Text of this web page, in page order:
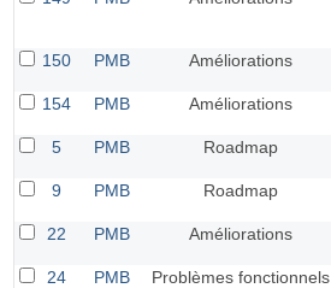
150 PMB Améliorations
154 PMB Améliorations
5 PMB Roadmap
9 PMB Roadmap
22 PMB Améliorations
24 PMB Problèmes fonctionnels